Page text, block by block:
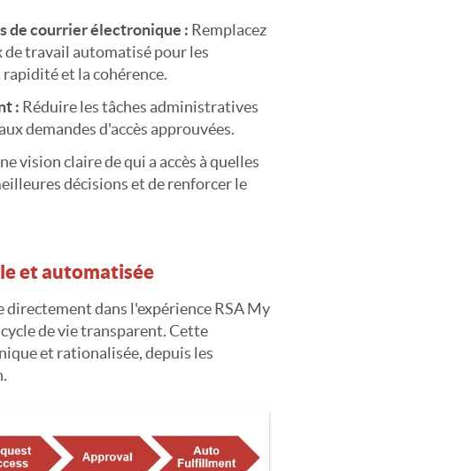
de courrier électronique : Remplacez
de travail automatisé pour les
et la cohérence.
: Réduire les tâches administratives
demandes d'accès approuvées.
vision claire de qui a accès à quelles
décisions et de renforcer le
et automatisée
dans l'expérience RSA My
de vie transparent. Cette
et rationalisée, depuis les